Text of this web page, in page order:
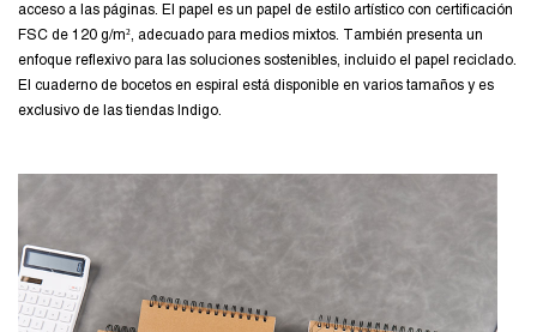
acceso a las páginas. El papel es un papel de estilo artístico con certificación
FSC de 120 g/m², adecuado para medios mixtos. También presenta un
enfoque reflexivo para las soluciones sostenibles, incluido el papel reciclado.
El cuaderno de bocetos en espiral está disponible en varios tamaños y es
exclusivo de las tiendas Indigo.